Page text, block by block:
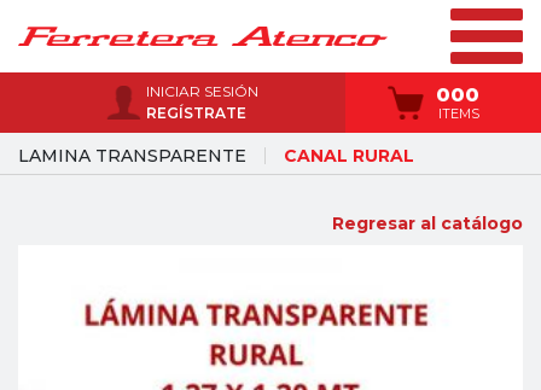
INICIAR SESIÓN
REGÍSTRATE
000
ITEMS
LAMINA TRANSPARENTE CANAL RURAL
Regresar al catálogo